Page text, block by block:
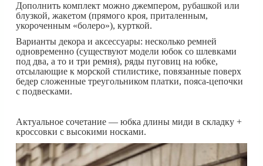
Дополнить комплект можно джемпером, рубашкой или
блузкой, жакетом (прямого кроя, приталенным,
укороченным «болеро»), курткой.
Варианты декора и аксессуары: несколько ремней
одновременно (существуют модели юбок со шлевками
под два, а то и три ремня), ряды пуговиц на юбке,
отсылающие к морской стилистике, повязанные поверх
бедер сложенные треугольником платки, пояса-цепочки
с подвесками.
Актуальное сочетание — юбка длины миди в складку +
кроссовки с высокими носками.